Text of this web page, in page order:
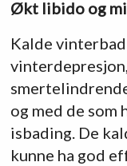
Økt libido og
Kalde
og med de
isbading. De
kunne ha god